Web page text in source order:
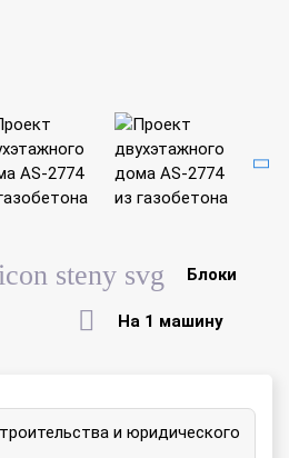
Блоки
На 1 машину
и юридического